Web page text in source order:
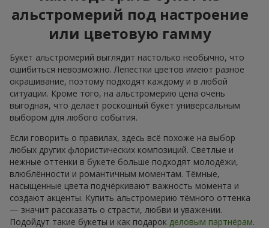
альстромерий под настроение
или цветовую гамму
Букет альстромерий выглядит настолько необычно, что
ошибиться невозможно. Лепестки цветов имеют разное
окрашивание, поэтому подходят каждому и в любой
ситуации. Кроме того, на альстромерию цена очень
выгодная, что делает роскошный букет универсальным
выбором для любого события.
Если говорить о правилах, здесь всё похоже на выбор
любых других флористических композиций. Светлые и
нежные оттенки в букете больше подходят молодёжи,
влюблённости и романтичным моментам. Тёмные,
насыщенные цвета подчёркивают важность момента и
создают акценты. Купить альстромерию тёмного оттенка
— значит рассказать о страсти, любви и уважении.
Подойдут такие букеты и как подарок деловым партнёрам.